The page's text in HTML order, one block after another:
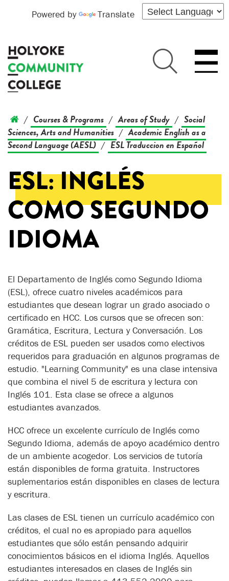
Powered by Translate
/ Courses & Programs / Areas of Study / Social
Sciences, Arts and Humanities / Academic English as a
Second Language (AESL) / ESL Traduccion en Español
ESL: INGLÉS
COMO SEGUNDO
IDIOMA
El Departamento de Inglés como Segundo Idioma
(ESL), ofrece cuatro niveles académicos para
estudiantes que desean lograr un grado asociado o
certificado en HCC. Los cursos que se ofrecen son:
Gramática, Escritura, Lectura y Conversación. Los
créditos de ESL pueden ser usados como electivos
requeridos para graduación en algunos programas de
estudio. "Learning Community" es una clase intensiva
que combina el nivel 5 de escritura y lectura con
Inglés 101. Esta clase se ofrece a algunos
estudiantes avanzados.
HCC ofrece un excelente currículo de Inglés como
Segundo Idioma, además de apoyo académico dentro
de un ambiente acogedor. Los servicios de tutoría
están disponibles de forma gratuita. Instructores
suplementarios están disponibles en clases de lectura
y escritura.
Las clases de ESL tienen un currículo académico con
créditos, el cual no es apropiado para aquellos
estudiantes que sólo están pensando adquirir
conocimientos básicos en el idioma Inglés. Aquellos
estudiantes interesados en clases de Inglés sin